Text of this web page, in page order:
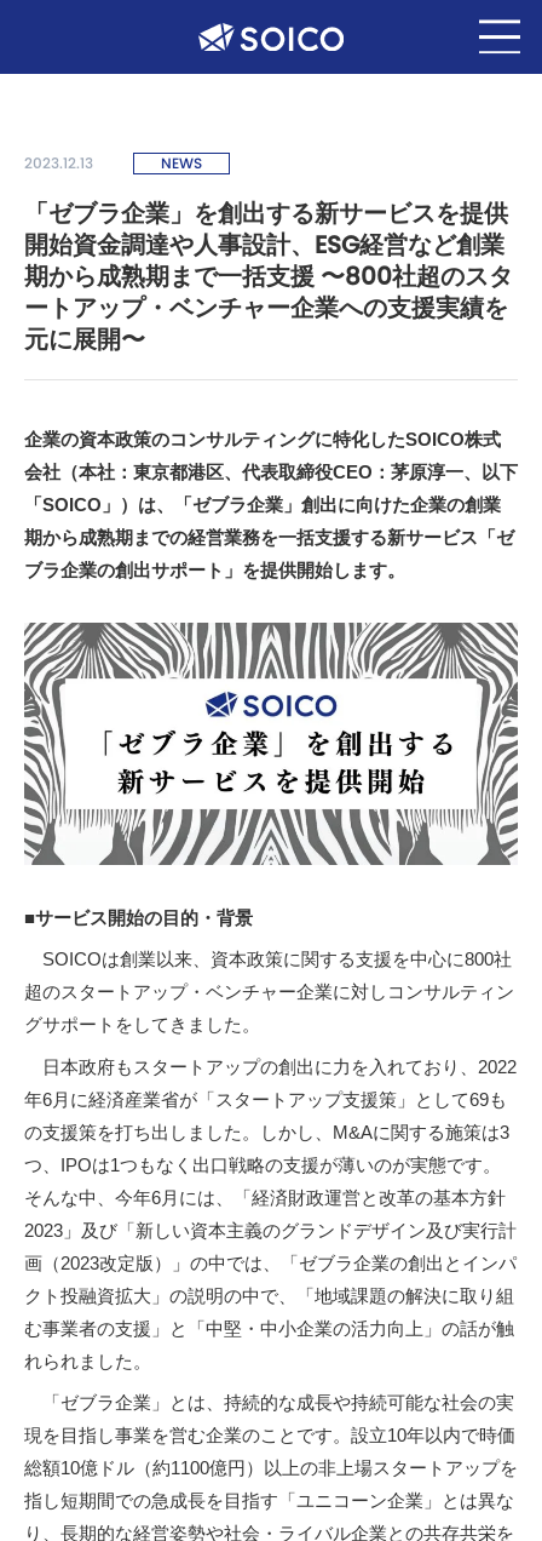
2023.12.13 NEWS
「ゼブラ企業」を創出する新サービスを提供
開始資金調達や人事設計、ESG経営など創業
期から成熟期まで一括支援 〜800社超のスタ
ートアップ・ベンチャー企業への支援実績を
元に展開〜
企業の資本政策のコンサルティングに特化したSOICO株式
会社（本社：東京都港区、代表取締役CEO：茅原淳一、以下
「SOICO」）は、「ゼブラ企業」創出に向けた企業の創業
期から成熟期までの経営業務を一括支援する新サービス「ゼ
ブラ企業の創出サポート」を提供開始します。
■サービス開始の目的・背景
SOICOは創業以来、資本政策に関する支援を中心に800社
超のスタートアップ・ベンチャー企業に対しコンサルティン
グサポートをしてきました。
日本政府もスタートアップの創出に力を入れており、2022
年6月に経済産業省が「スタートアップ支援策」として69も
の支援策を打ち出しました。しかし、M&Aに関する施策は3
つ、IPOは1つもなく出口戦略の支援が薄いのが実態です。
そんな中、今年6月には、「経済財政運営と改革の基本方針
2023」及び「新しい資本主義のグランドデザイン及び実行計
画（2023改定版）」の中では、「ゼブラ企業の創出とインパ
クト投融資拡大」の説明の中で、「地域課題の解決に取り組
む事業者の支援」と「中堅・中小企業の活力向上」の話が触
れられました。
「ゼブラ企業」とは、持続的な成長や持続可能な社会の実
現を目指し事業を営む企業のことです。設立10年以内で時価
総額10億ドル（約1100億円）以上の非上場スタートアップを
指し短期間での急成長を目指す「ユニコーン企業」とは異な
り、長期的な経営姿勢や社会・ライバル企業との共存共栄を